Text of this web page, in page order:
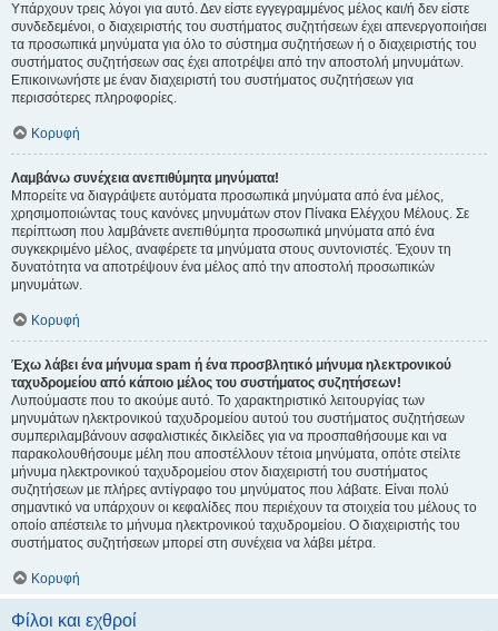
Υπάρχουν τρεις λόγοι για αυτό. Δεν είστε εγγεγραμμένος μέλος και/ή δεν είστε
συνδεδεμένοι, ο διαχειριστής του συστήματος συζητήσεων έχει απενεργοποιήσει
τα προσωπικά μηνύματα για όλο το σύστημα συζητήσεων ή ο διαχειριστής του
συστήματος συζητήσεων σας έχει αποτρέψει από την αποστολή μηνυμάτων.
Επικοινωνήστε με έναν διαχειριστή του συστήματος συζητήσεων για
περισσότερες πληροφορίες.
Κορυφή
Λαμβάνω συνέχεια ανεπιθύμητα μηνύματα!
Μπορείτε να διαγράψετε αυτόματα προσωπικά μηνύματα από ένα μέλος,
χρησιμοποιώντας τους κανόνες μηνυμάτων στον Πίνακα Ελέγχου Μέλους. Σε
περίπτωση που λαμβάνετε ανεπιθύμητα προσωπικά μηνύματα από ένα
συγκεκριμένο μέλος, αναφέρετε τα μηνύματα στους συντονιστές. Έχουν τη
δυνατότητα να αποτρέψουν ένα μέλος από την αποστολή προσωπικών
μηνυμάτων.
Κορυφή
Έχω λάβει ένα μήνυμα spam ή ένα προσβλητικό μήνυμα ηλεκτρονικού
ταχυδρομείου από κάποιο μέλος του συστήματος συζητήσεων!
Λυπούμαστε που το ακούμε αυτό. Το χαρακτηριστικό λειτουργίας των
μηνυμάτων ηλεκτρονικού ταχυδρομείου αυτού του συστήματος συζητήσεων
συμπεριλαμβάνουν ασφαλιστικές δικλείδες για να προσπαθήσουμε και να
παρακολουθήσουμε μέλη που αποστέλλουν τέτοια μηνύματα, οπότε στείλτε
μήνυμα ηλεκτρονικού ταχυδρομείου στον διαχειριστή του συστήματος
συζητήσεων με πλήρες αντίγραφο του μηνύματος που λάβατε. Είναι πολύ
σημαντικό να υπάρχουν οι κεφαλίδες που περιέχουν τα στοιχεία του μέλους το
οποίο απέστειλε το μήνυμα ηλεκτρονικού ταχυδρομείου. Ο διαχειριστής του
συστήματος συζητήσεων μπορεί στη συνέχεια να λάβει μέτρα.
Κορυφή
Φίλοι και εχθροί